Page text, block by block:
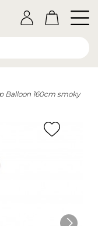
Balloon 160cm smoky